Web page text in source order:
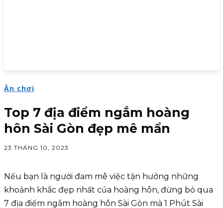
Ăn chơi
Top 7 địa điểm ngắm hoàng
hôn Sài Gòn đẹp mê mẩn
23 THÁNG 10, 2023
Nếu bạn là người đam mê việc tận hưởng những
khoảnh khắc đẹp nhất của hoàng hôn, đừng bỏ qua
7 địa điểm ngắm hoàng hôn Sài Gòn mà 1 Phút Sài